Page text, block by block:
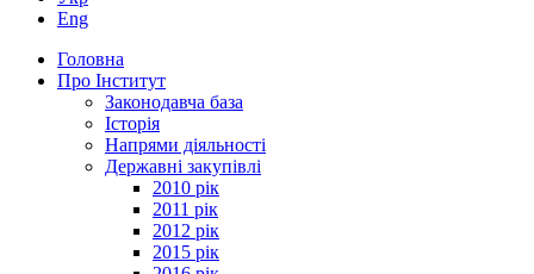
Eng
Головна
Про Інститут
Законодавча база
Історія
Напрями діяльності
Державні закупівлі
2010 рік
2011 рік
2012 рік
2015 рік